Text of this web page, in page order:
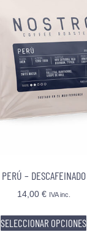
PERÚ – DESCAFEINADO
14,00 € IVA inc.
SELECCIONAR OPCIONES